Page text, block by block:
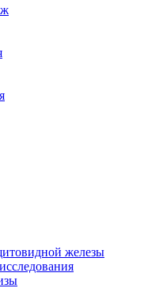
железы